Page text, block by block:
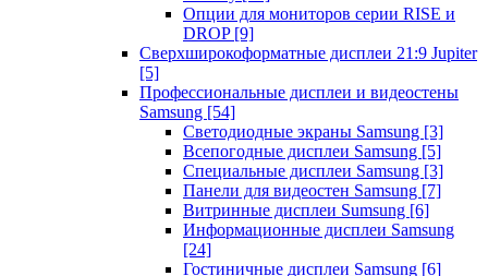
Опции для мониторов серии RISE и
DROP [9]
Сверхширокоформатные дисплеи 21:9 Jupiter
[5]
Профессиональные дисплеи и видеостены
Samsung [54]
Светодиодные экраны Samsung [3]
Всепогодные дисплеи Samsung [5]
Специальные дисплеи Samsung [3]
Панели для видеостен Samsung [7]
Витринные дисплеи Sumsung [6]
Информационные дисплеи Samsung
[24]
Гостиничные дисплеи Samsung [6]